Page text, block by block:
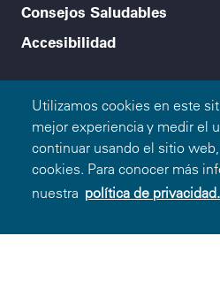
Utilizamos cookies en este
mejor experiencia y medir el
continuar usando el sitio
cookies. Para conocer más
nuestra política de privacidad.
Consejos Saludables
Accesibilidad
Legal menu
Condiciones de Uso
Aviso de no Discriminación